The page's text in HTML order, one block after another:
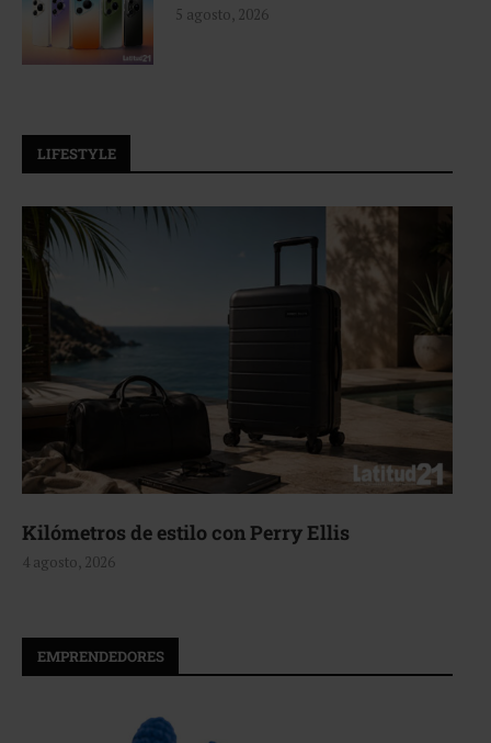
5 agosto, 2026
LIFESTYLE
Kilómetros de estilo con Perry Ellis
4 agosto, 2026
EMPRENDEDORES